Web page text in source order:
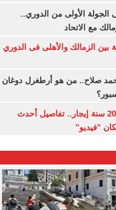
الأولى من الدوري..
مع الاتحاد
بين الزمالك والأهلى فى الدوري
صلاح.. من هو أرطغرل دوغان
شقتك ملكك بعد 20 سنة إيجار.. تفاصيل أحدث
"فيديو"